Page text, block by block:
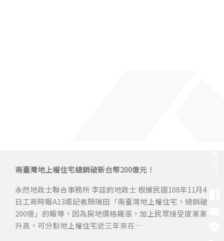
南臺灣地上權住宅總銷破新台幣200億元！
永然地政士聯合事務所 李廷鈞地政士 根據民國108年11月4
日工商時報A13版記者顏瑞田「南臺灣地上權住宅，總銷破
200億」的報導，因為房地價格飆漲，加上民眾接受度漸漸
升高，可分割地上權住宅近三年來在…